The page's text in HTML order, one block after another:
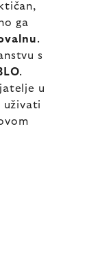
ga
.
s
.
u
uživati